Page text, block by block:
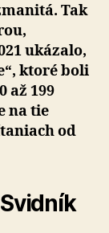
Tak
ukázalo,
ktoré boli
až 199
na tie
od